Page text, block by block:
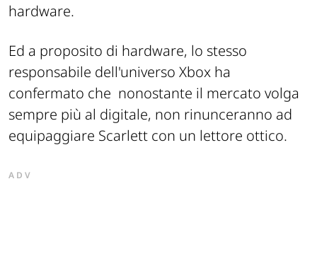
hardware.
Ed a proposito di hardware, lo stesso
responsabile dell'universo Xbox ha
confermato che nonostante il mercato volga
sempre più al digitale, non rinunceranno ad
equipaggiare Scarlett con un lettore ottico.
ADV